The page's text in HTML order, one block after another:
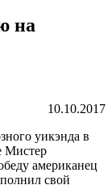
на
10.10.2017
уикэнда в
Мистер
американец
свой